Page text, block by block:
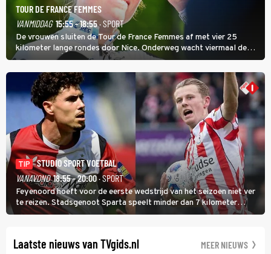
TOUR DE FRANCE FEMMES
VANMIDDAG 15:55 - 18:55· SPORT
De vrouwen sluiten de Tour de France Femmes af met vier 25
kilometer lange rondes door Nice. Onderweg wacht viermaal de
zware Col d'Èze. Aan de finish op de Promenade des Anglais krijgt
de eindwinnaar de laatste gele trui.
TIP
STUDIO SPORT VOETBAL
VANAVOND 18:55 - 20:00· SPORT
Feyenoord hoeft voor de eerste wedstrijd van het seizoen niet ver
te reizen. Stadsgenoot Sparta speelt minder dan 7 kilometer
verderop. Feyenoord trok de Spaanse spits Nacho Ferri aan van
Laatste nieuws van TVgids.nl MEER NIEUWS